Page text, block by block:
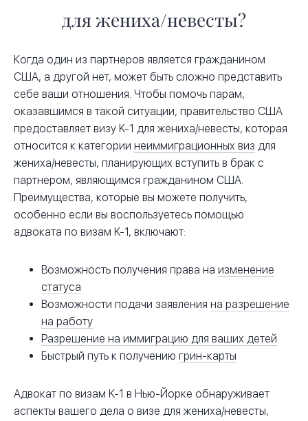
для жениха/невесты?
Когда один из партнеров является гражданином
США, а другой нет, может быть сложно представить
себе ваши отношения. Чтобы помочь парам,
оказавшимся в такой ситуации, правительство США
предоставляет визу K-1 для жениха/невесты, которая
относится к категории неиммиграционных виз для
жениха/невесты, планирующих вступить в брак с
партнером, являющимся гражданином США.
Преимущества, которые вы можете получить,
особенно если вы воспользуетесь помощью
адвоката по визам K-1, включают:
Возможность получения права на изменение
статуса
Возможности подачи заявления на разрешение
на работу
Разрешение на иммиграцию для ваших детей
Быстрый путь к получению грин-карты
Адвокат по визам K-1 в Нью-Йорке обнаруживает
аспекты вашего дела о визе для жениха/невесты,